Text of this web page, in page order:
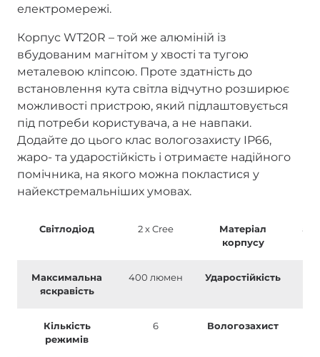
електромережі.
Корпус WT20R – той же алюміній із
вбудованим магнітом у хвості та тугою
металевою кліпсою. Проте здатність до
встановлення кута світла відчутно розширює
можливості пристрою, який підлаштовується
під потреби користувача, а не навпаки.
Додайте до цього клас вологозахисту IP66,
жаро- та ударостійкість і отримаєте надійного
помічника, на якого можна покластися у
найекстремальніших умовах.
Світлодіод 2 х Cree
Матеріал
корпусу
Максимальна
яскравість
400 люмен Ударостійкість
Кількість
режимів
6 Вологозахист